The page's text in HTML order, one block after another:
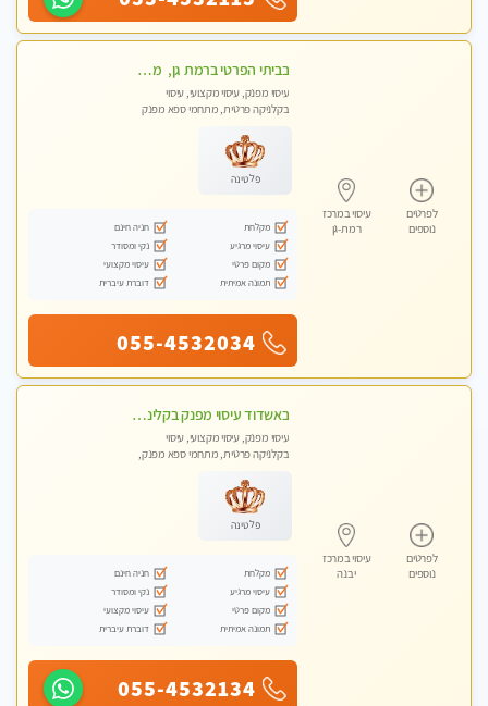
לפרטים
נוספים
עיסוי במרכז
רמת-גן
בביתי הפרטי ברמת גן, מטפלת ישראל מקצועית ומנוסה . עיסוי שוודי קלאסי משולב רקמות עמוק, בהתאמה אישית . נא לא להתקשר מחסוי.
עיסוי מפנק, עיסוי מקצועי, עיסוי
בקלניקה פרטית, מתחמי ספא מפנק
פלטינה
מקלחת
חניה חינם
עיסוי מרגיע
נקי ומסודר
מקום פרטי
עיסוי מקצועי
תמונה אמיתית
דוברת עיברית
055-4532034
לפרטים
נוספים
עיסוי במרכז
יבנה
באשדוד עיסוי מפנק בקליניקה פרטית שירות vip לרציניים בלבד! מומלץ!!
עיסוי מפנק, עיסוי מקצועי, עיסוי
בקלניקה פרטית, מתחמי ספא מפנק,
פלטינה
מקלחת
חניה חינם
עיסוי מרגיע
נקי ומסודר
מקום פרטי
עיסוי מקצועי
תמונה אמיתית
דוברת עיברית
055-4532134